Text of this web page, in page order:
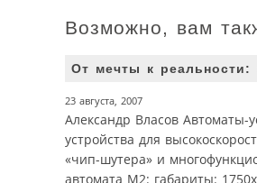
Возможно, вам
От мечты к реальности:
23 августа, 2007
Александр Власов
устройства для
«чип-шутера» и
автомата М2: габариты: